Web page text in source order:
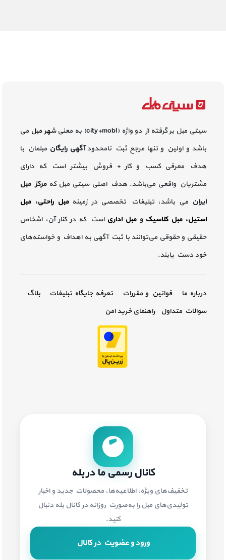
سیتی مبل بر گرفته از دو واژه (city+mobl) به معنی شهر مبل می
باشد و اولین و تنها مرجع ثبت نامحدودآگهی رایگان مبلمان با
هدف معرفی کسب و کار + فروش بیشتر است که دارای
مشتریان واقعی می‌باشد. هدف اصلی سیتی مبل کهمرکز مبل
ایران می باشد، تبلیغات تخصصی در زمینه مبل راحتی،مبل
استیل،مبل کلاسیک ومبل اداری است که در کنار آن، اشخاص
حقیقی و حقوقی می‌توانند با ثبت آگهی به اهداف و خواسته‌های
خود دست یابند.
درباره ما قوانین و مقررات تعرفه جایگاه تبلیغات
بلاگ
سوالات متداول
راهنمای خرید امن
کانال رسمی ما در بله
تخفیف‌های ویژه، اطلاعیه‌ها، محصولات جدید و اخبار
تولیدی‌های مبل را به‌صورت روزانه در کانال بله دنبال
کنید.
ورود و عضویت در کانال